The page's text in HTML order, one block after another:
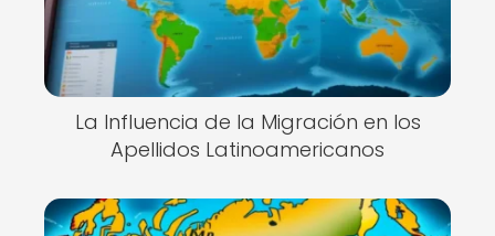
La Influencia de la Migración en los
Apellidos Latinoamericanos